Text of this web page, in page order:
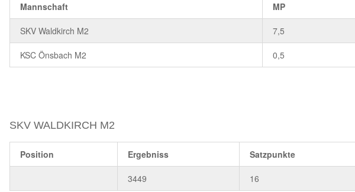
Mannschaft MP
SKV Waldkirch M2 7,5
KSC Önsbach M2 0,5
SKV WALDKIRCH M2
Position Ergebniss Satzpunkte
3449 16